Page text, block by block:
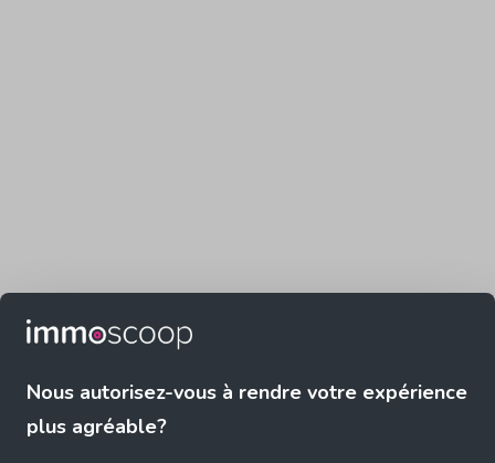
Nous autorisez-vous à rendre votre expérience
plus agréable?